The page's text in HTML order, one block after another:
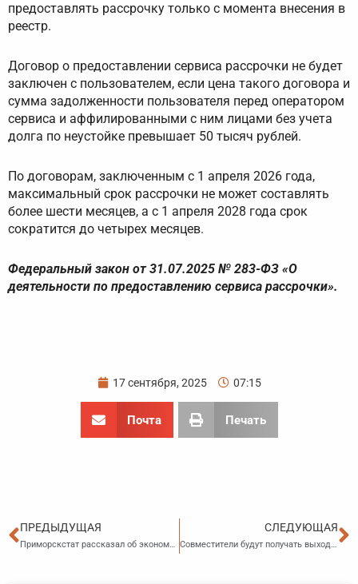
предоставлять рассрочку только с момента внесения в
реестр.
Договор о предоставлении сервиса рассрочки не будет
заключен с пользователем, если цена такого договора и
сумма задолженности пользователя перед оператором
сервиса и аффилированными с ним лицами без учета
долга по неустойке превышает 50 тысяч рублей.
По договорам, заключенным с 1 апреля 2026 года,
максимальный срок рассрочки не может составлять
более шести месяцев, а с 1 апреля 2028 года срок
сократится до четырех месяцев.
Федеральный закон от 31.07.2025 № 283-ФЗ «О
деятельности по предоставлению сервиса рассрочки».
17 сентября, 2025 07:15
Почта Печать
Пред
ПРЕДЫДУЩАЯ
Приморскстат рассказал об экономическом положении края в первом полугодии
СЛЕДУЮЩАЯ
Совместители будут получать выходное пособие при сокращении с основного места работы